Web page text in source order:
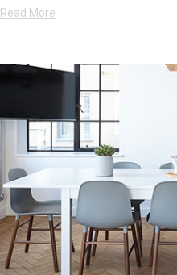
Read More